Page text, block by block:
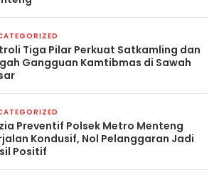
Tiga Pilar Perkuat Satkamling dan
Gangguan Kamtibmas di Sawah
Preventif Polsek Metro Menteng
Kondusif, Nol Pelanggaran Jadi
Positif